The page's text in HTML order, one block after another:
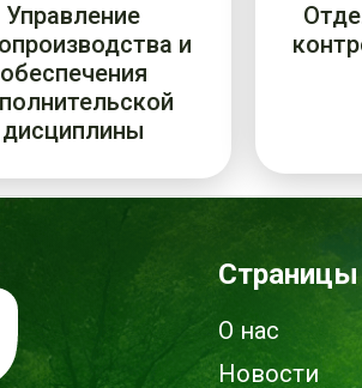
Управление
и
обеспечения
дисциплины
Страницы
О нас
Новости